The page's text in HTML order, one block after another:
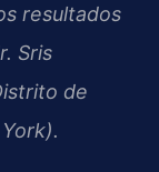
resultados
Sris
de